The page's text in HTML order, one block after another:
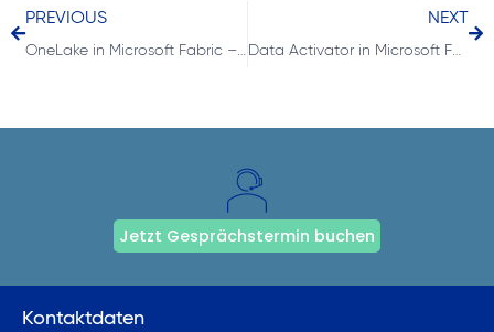
PREVIOUS
OneLake in Microsoft Fabric – der „OneDrive für Daten“
NEXT
Data Activator in Microsoft Fabric – von der Analyse zur Aktion
Jetzt Gesprächstermin buchen
Kontaktdaten